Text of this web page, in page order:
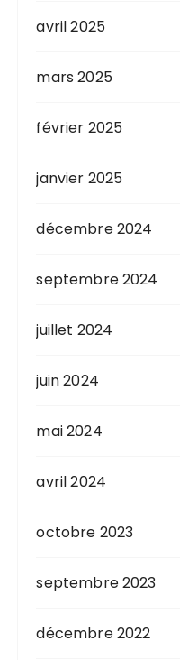
avril 2025
mars 2025
février 2025
janvier 2025
décembre 2024
septembre 2024
juillet 2024
juin 2024
mai 2024
avril 2024
octobre 2023
septembre 2023
décembre 2022